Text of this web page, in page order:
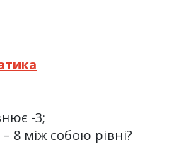
-3;
8 між собою рівні?